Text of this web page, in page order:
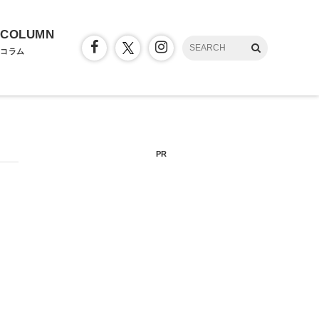
COLUMN
コラム
PR